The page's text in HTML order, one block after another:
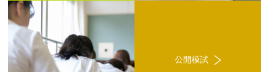
公開模試